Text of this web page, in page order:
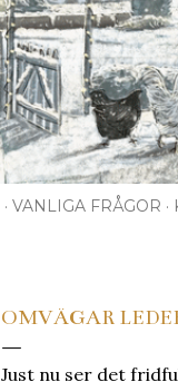
VANLIGA FRÅGOR
OMVÄGAR
Just nu ser det